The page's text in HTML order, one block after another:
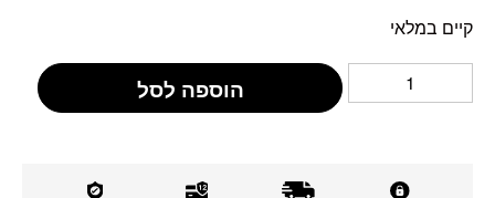
קיים במלאי
הוספה לסל